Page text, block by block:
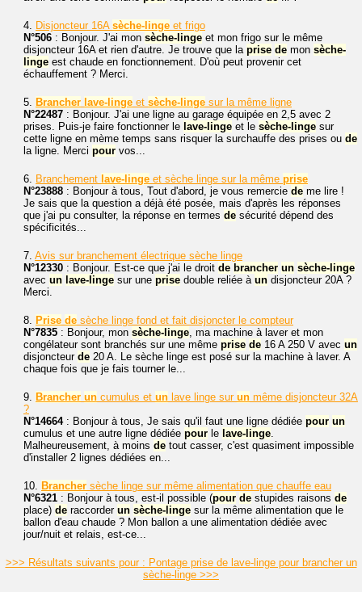
4. Disjoncteur 16A sèche-linge et frigo
N°506 : Bonjour. J'ai mon sèche-linge et mon frigo sur le même
disjoncteur 16A et rien d'autre. Je trouve que la prise de mon sèche-
linge est chaude en fonctionnement. D'où peut provenir cet
échauffement ? Merci.
5. Brancher lave-linge et sèche-linge sur la même ligne
N°22487 : Bonjour. J'ai une ligne au garage équipée en 2,5 avec 2
prises. Puis-je faire fonctionner le lave-linge et le sèche-linge sur
cette ligne en mème temps sans risquer la surchauffe des prises ou de
la ligne. Merci pour vos...
6. Branchement lave-linge et sèche linge sur la même prise
N°23888 : Bonjour à tous, Tout d'abord, je vous remercie de me lire !
Je sais que la question a déjà été posée, mais d'après les réponses
que j'ai pu consulter, la réponse en termes de sécurité dépend des
spécificités...
7. Avis sur branchement électrique sèche linge
N°12330 : Bonjour. Est-ce que j'ai le droit de brancher un sèche-linge
avec un lave-linge sur une prise double reliée à un disjoncteur 20A ?
Merci.
8. Prise de sèche linge fond et fait disjoncter le compteur
N°7835 : Bonjour, mon sèche-linge, ma machine à laver et mon
congélateur sont branchés sur une même prise de 16 A 250 V avec un
disjoncteur de 20 A. Le sèche linge est posé sur la machine à laver. A
chaque fois que je fais tourner le...
9. Brancher un cumulus et un lave linge sur un même disjoncteur 32A
?
N°14664: Bonjour à tous, Je sais qu'il faut une ligne dédiée pour un
cumulus et une autre ligne dédiée pour le lave-linge.
Malheureusement, à moins de tout casser, c'est quasiment impossible
d'installer 2 lignes dédiées en...
10. Brancher sèche linge sur même alimentation que chauffe eau
N°6321 : Bonjour à tous, est-il possible (pour de stupides raisons de
place) de raccorder un sèche-linge sur la même alimentation que le
ballon d'eau chaude ? Mon ballon a une alimentation dédiée avec
jour/nuit et relais, est-ce...
>>> Résultats suivants pour : Pontage prise de lave-linge pour brancher un
sèche-linge >>>